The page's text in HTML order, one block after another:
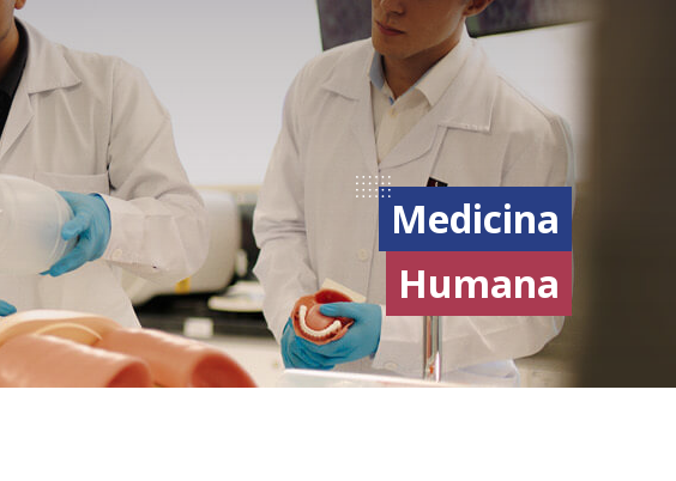
Medicina
Humana